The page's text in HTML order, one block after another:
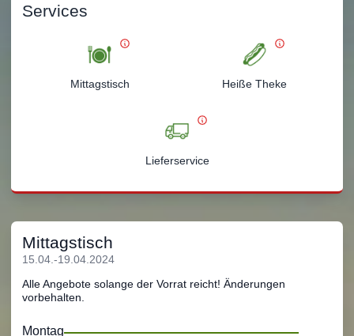
Services
Mittagstisch Heiße Theke
Lieferservice
Mittagstisch
15.04.-19.04.2024
Alle Angebote solange der Vorrat reicht! Änderungen
vorbehalten.
Montag